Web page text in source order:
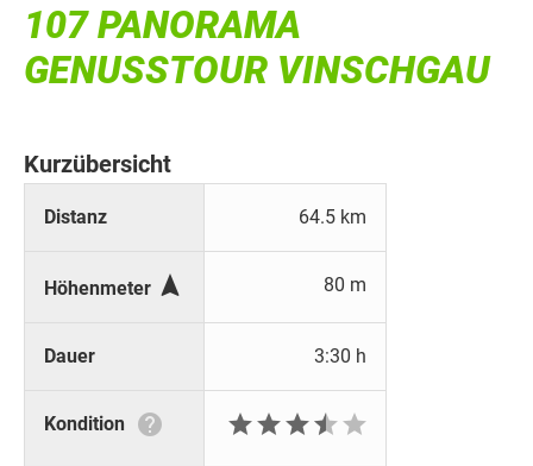
107 PANORAMA
GENUSSTOUR VINSCHGAU
Kurzübersicht
Distanz 64.5 km
Höhenmeter  80 m
Dauer 3:30 h
Kondition  
